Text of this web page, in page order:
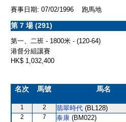
賽事日期: 07/02/1996 跑馬地
第 7 場 (291)
第一、二班 - 1800米 - (120-64)
港督分組讓賽
HK$ 1,032,400
名次 馬號 馬名
1 2 翡翠時代 (BL128)
2
7 泰康 (BM022)